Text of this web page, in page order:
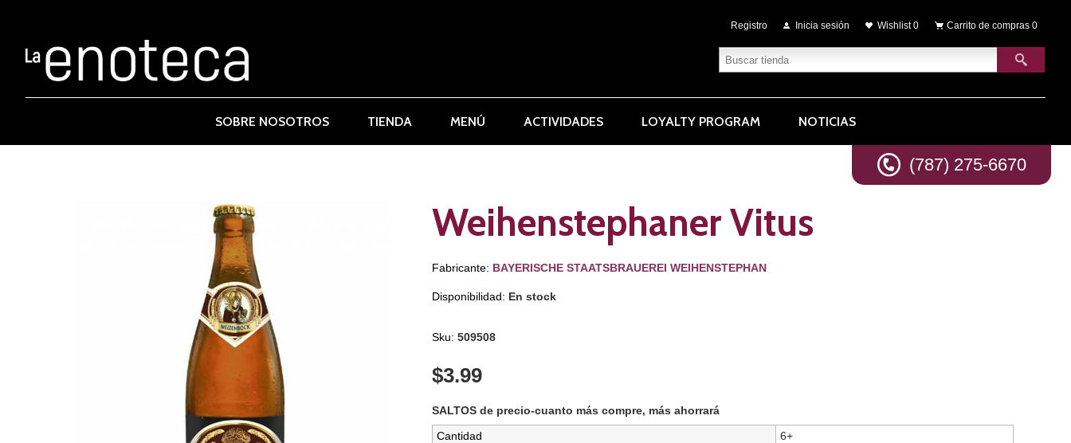
Registro Inicia sesión Wishlist 0 Carrito de compras 0
(787) 275-6670
SOBRE NOSOTROS TIENDA MENÚ ACTIVIDADES LOYALTY PROGRAM NOTICIAS
Weihenstephaner Vitus
Fabricante: BAYERISCHE STAATSBRAUEREI WEIHENSTEPHAN
Disponibilidad: En stock
Sku: 509508
$3.99
SALTOS de precio-cuanto más compre, más ahorrará
Cantidad
6+